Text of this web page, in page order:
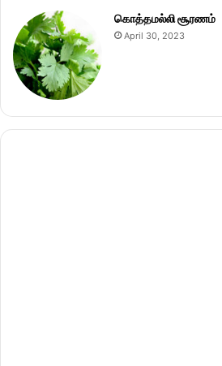
கொத்தமல்லி சூரணம்
April 30, 2023